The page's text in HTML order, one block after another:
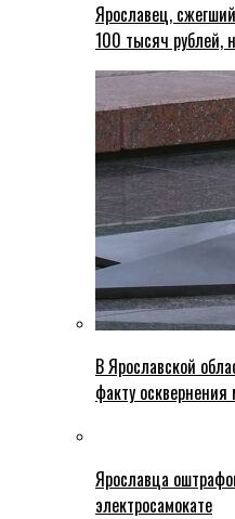
Ярославец,
100 тысяч рублей,
В Ярославской
факту осквернения
Ярославца
электросамокате